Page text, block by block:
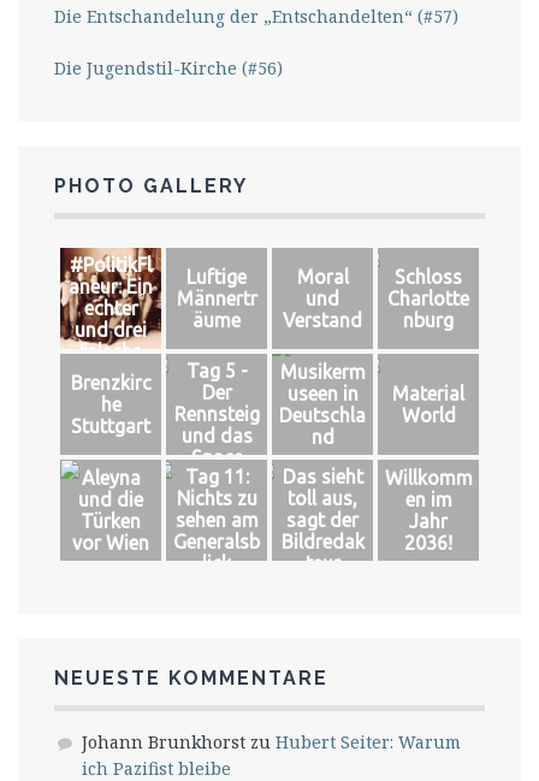
Die Entschandelung der „Entschandelten“ (#57)
Die Jugendstil-Kirche (#56)
PHOTO GALLERY
#PolitikFl
aneur: Ein
echter
und drei
falsche
Könige
Luftige
Männertr
äume
Moral
und
Verstand
Schloss
Charlotte
nburg
Brenzkirc
he
Stuttgart
Tag 5 -
Der
Rennsteig
und das
Space
Musikerm
useen in
Deutschla
nd
Material
World
Aleyna
und die
Türken
vor Wien
Tag 11:
Nichts zu
sehen am
Generalsb
lick
Das sieht
toll aus,
sagt der
Bildredak
teur
Willkomm
en im
Jahr
2036!
NEUESTE KOMMENTARE
Johann Brunkhorst zu Hubert Seiter: Warum
ich Pazifist bleibe